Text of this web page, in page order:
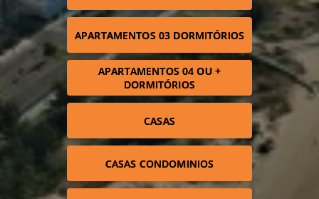
APARTAMENTOS 03 DORMITÓRIOS
APARTAMENTOS 04 OU +
DORMITÓRIOS
CASAS
CASAS CONDOMINIOS